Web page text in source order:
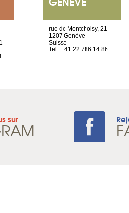
rue de Montchoisy, 21
1207 Genève
Suisse
Tel : +41 22 786 14 86
sur